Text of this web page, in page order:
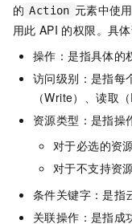
的 Action 元素中使
用此 API 的权限。具
操作：是指具体的
访问级别：是指每
（Write）、读取
资源类型：是指操
对于必选的资
对于不支持资
条件关键字：是指
关联操作：是指成